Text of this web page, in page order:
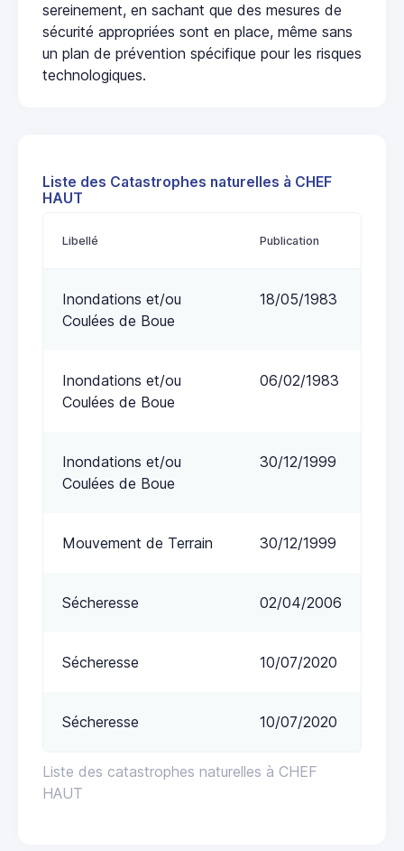
sereinement, en sachant que des mesures de
sécurité appropriées sont en place, même sans
un plan de prévention spécifique pour les risques
technologiques.
Liste des Catastrophes naturelles à CHEF
HAUT
Liste des catastrophes naturelles à CHEF
HAUT
Libellé Publication
Inondations et/ou
Coulées de Boue
18/05/1983
Inondations et/ou
Coulées de Boue
06/02/1983
Inondations et/ou
Coulées de Boue
30/12/1999
Mouvement de Terrain 30/12/1999
Sécheresse 02/04/2006
Sécheresse 10/07/2020
Sécheresse 10/07/2020